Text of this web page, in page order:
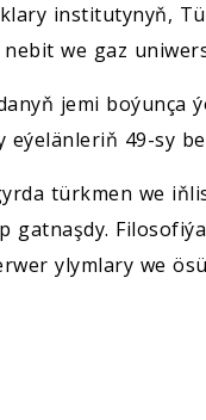
institutynyň,
nebit we gaz
jemi boýunça
eýelänleriň 49-sy
türkmen we
gatnaşdy.
ylymlary we